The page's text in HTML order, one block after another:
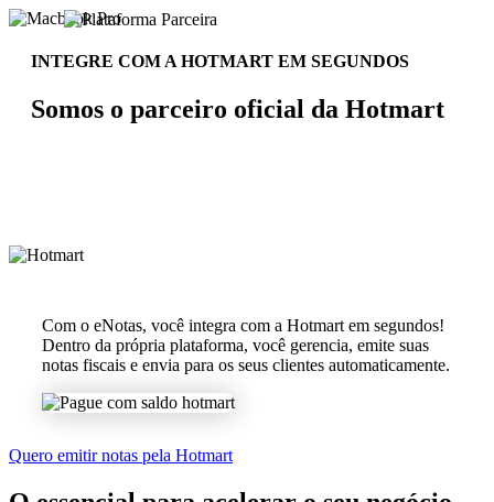
INTEGRE COM A HOTMART EM SEGUNDOS
Somos o parceiro oficial da Hotmart
Com o eNotas, você integra com a Hotmart em segundos!
Dentro da própria plataforma, você gerencia, emite suas
notas fiscais e envia para os seus clientes automaticamente.
Quero emitir notas pela Hotmart